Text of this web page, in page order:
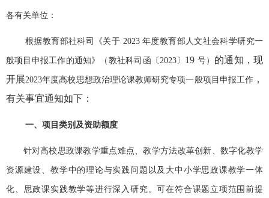
各有关单位：
根据教育部社科司《关于 2023 年度教育部人文社会科学研究一
般项目申报工作的通知》（教社科司函〔 2023 〕 19 号） 的通知，现
开展2023年度高校思想政治理论课教师研究专项一般项目申报工作 ，
有关事宜通知如下：
一、项目类别及资助额度
针对高校思政课教学重点难点、教学方法改革创新、数字化教学
资源建设、教学中的理论与实践问题以及大中小学思政课教学一体
化、思政课实践教学等进行深入研究。可在符合课题立项范围前提